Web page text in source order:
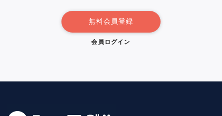
無料会員登録
会員ログイン